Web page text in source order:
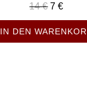
14€
Preis
war:
7€
Preis
ist:
IN DEN